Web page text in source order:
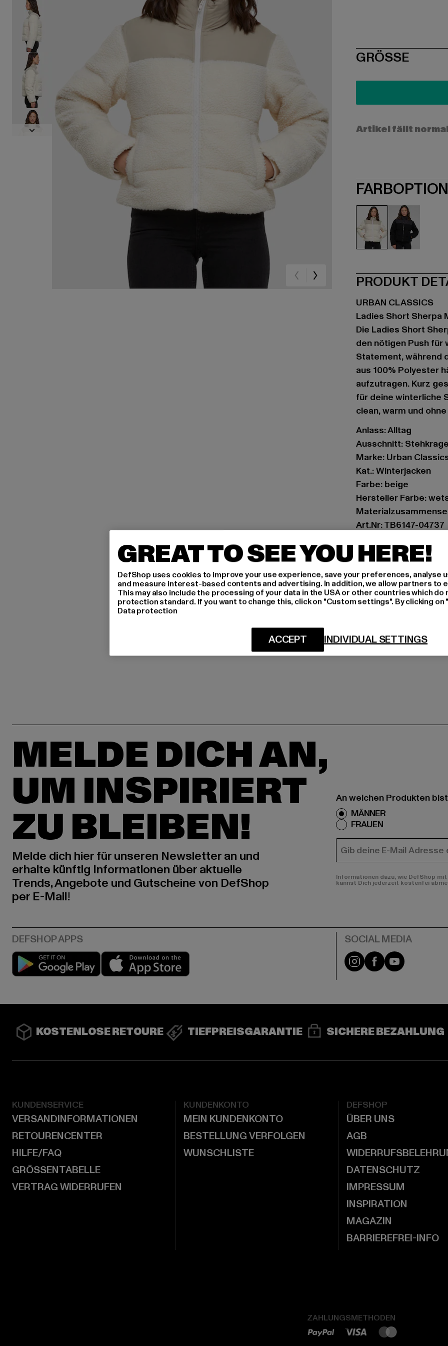
SIZE
GRÖSSE
Artikel fällt
PRODUKT
URBAN CLASSICS
Ladies Short Sherpa
Die Ladies Short
den nötigen Push für
Statement, während
aus 100% Polyester
aufzutragen. Kurz
für deine winterliche
clean, warm und
Anlass: Alltag
Ausschnitt:
Marke: Urban
Kat.: Winterjacken
Farbe: beige
Hersteller Farbe:
Art.Nr: TB6147-04737
Hersteller: TB
Dr.-Robert-Murjahn-
GRÖSSE
LIEFERUNG &
MELDE DICH AN,
UM INSPIRIERT
ZU BLEIBEN!
Melde dich hier für unseren Newsletter an und
erhalte künftig Informationen über aktuelle
Trends, Angebote und Gutscheine von DefShop
per E-Mail!
An welchen Produkten
MÄNNER
FRAUEN
E-MAIL
Informationen dazu, wie DefShop
kannst Dich jederzeit kostenfei
Play market Instagram
FacebookYouTube
KOSTENLOSE RETOURE TIEFPREISGARANTIE SICHERE BEZAHLUNG
KUNDENSERVICE
VERSANDINFORMATIONEN
RETOURENCENTER
HILFE/FAQ
GRÖSSENTABELLE
VERTRAG WIDERRUFEN
KUNDENKONTO
MEIN KUNDENKONTO
BESTELLUNG VERFOLGEN
WUNSCHLISTE
DEFSHOP
ÜBER UNS
AGB
DATENSCHUTZ
IMPRESSUM
INSPIRATION
MAGAZIN
BARRIEREFREI-INFO
ZAHLUNGSMETHODEN
GREAT TO SEE YOU HERE!
DefShop uses cookies to improve your use experience, save your preferences, analyse
and measure interest-based contents and advertising. In addition, we allow partners to
This may also include the processing of your data in the USA or other countries which do
protection standard. If you want to change this, click on "Custom settings". By clicking
Data protection
INDIVIDUAL SETTINGS
ACCEPT